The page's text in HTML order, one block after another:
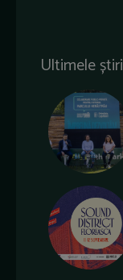
Ultimele știri